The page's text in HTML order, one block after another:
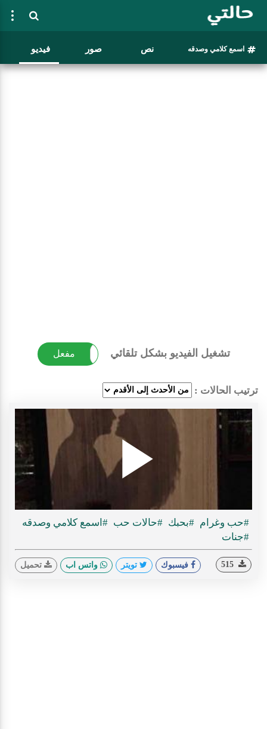
اسمع كلامي وصدقه نص صور فيديو
تشغيل الفيديو بشكل تلقائي مفعل غير مفعل
ترتيب الحالات :
Play
#حب وغرام #بحبك #حالات حب #اسمع كلامي وصدقه
#جنات
فيسبوك تويتر واتس اب تحميل